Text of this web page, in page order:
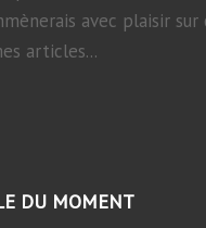
avec plaisir sur
articles...
DU MOMENT